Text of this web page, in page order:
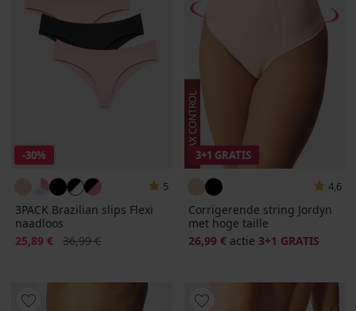
-30%
5
3PACK Brazilian slips Flexi
naadloos
Korting
25,89 € Oorspronkelijke prijs
36,99 €
3+1 GRATIS
4,6
Corrigerende string Jordyn
met hoge taille
26,99 € actie 3+1 GRATIS